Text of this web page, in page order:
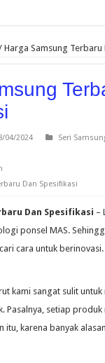
Harga Samsung Terbaru
04/2024 Seri
Dan Spesifikasi
Dan Spesifikasi –
ponsel MAS.
cara untuk
kami sangat sulit untuk
Pasalnya, setiap produk
itu, karena banyak alasan